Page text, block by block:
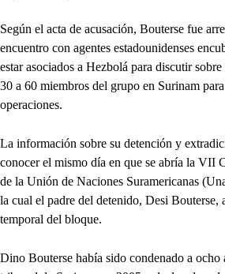
Según el acta de acusación, Bouterse fue
encuentro con agentes estadounidenses
estar asociados a Hezbolá para discutir
30 a 60 miembros del grupo en Surinam
operaciones.
La información sobre su detención y
conocer el mismo día en que se abría la VII
de la Unión de Naciones Suramericanas
la cual el padre del detenido, Desi Bouterse,
temporal del bloque.
Dino Bouterse había sido condenado a ocho